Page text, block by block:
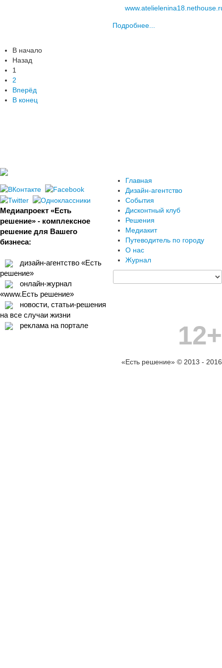
Подробнее...
В начало
Назад
1
2
Вперёд
В конец
Медиапроект «Есть
решение» - комплексное
решение для Вашего
бизнеса:
дизайн-агентство «Есть
решение»
онлайн-журнал
«www.Есть решение»
новости, статьи-решения
на все случаи жизни
реклама на портале
Главная
Дизайн-агентство
События
Дисконтный клуб
Решения
Медиакит
Путеводитель по городу
О нас
Журнал
12+
«Есть решение» © 2013 - 2016